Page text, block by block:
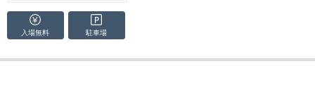
入場無料 駐車場